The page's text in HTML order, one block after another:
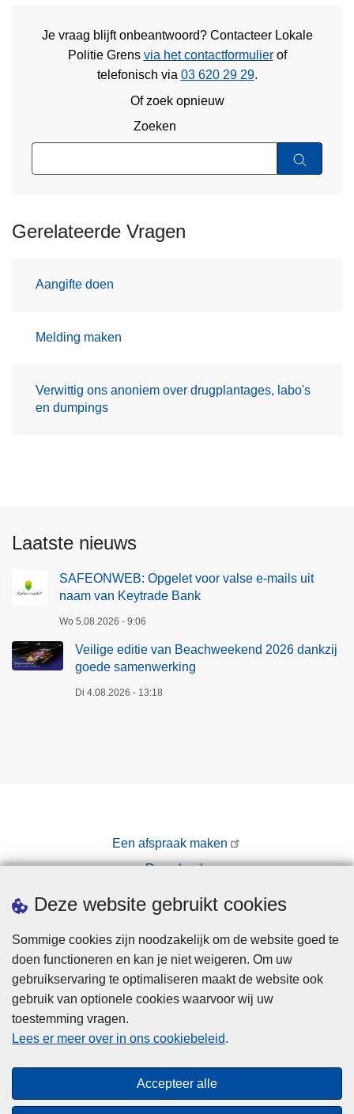
Deze website gebruikt cookies
Sommige cookies zijn noodzakelijk om de website goed te
doen functioneren en kan je niet weigeren. Om uw
gebruikservaring te optimaliseren maakt de website ook
gebruik van optionele cookies waarvoor wij uw
toestemming vragen.
Lees er meer over in ons cookiebeleid.
Accepteer alle
Je vraag blijft onbeantwoord? Contacteer Lokale
Politie Grens via het contactformulierof
telefonisch via 03 620 29 29.
Of zoek opnieuw
Zoeken
Gerelateerde Vragen
Aangifte doen
Melding maken
Verwittig ons anoniem over drugplantages, labo's
en dumpings
Laatste nieuws
SAFEONWEB: Opgelet voor valse e-mails uit
naam van Keytrade Bank
Wo 5.08.2026 - 9:06
Veilige editie van Beachweekend 2026 dankzij
goede samenwerking
Di 4.08.2026 - 13:18
Een afspraak maken
Downloads
Privacy
Cookies
Toegankelijkheid